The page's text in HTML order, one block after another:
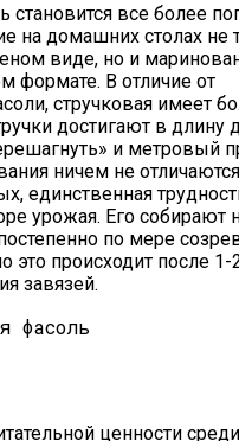
становится все более
на домашних столах не
виде, но и
формате. В отличие от
стручковая имеет
достигают в длину
и метровый
ничем не
единственная
урожая. Его собирают
по мере
это происходит после 1-
завязей.
ценности